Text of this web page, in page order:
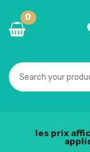
0
les prix